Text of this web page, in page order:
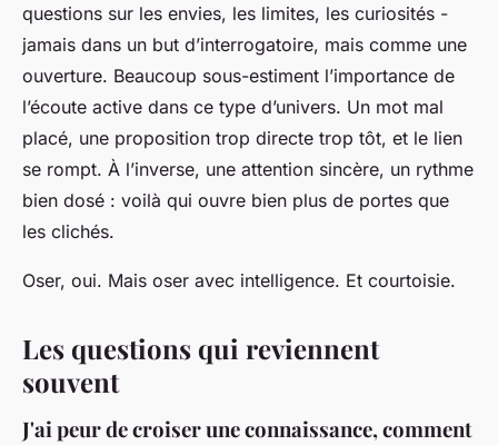
questions sur les envies, les limites, les curiosités -
jamais dans un but d’interrogatoire, mais comme une
ouverture. Beaucoup sous-estiment l’importance de
l’écoute active dans ce type d’univers. Un mot mal
placé, une proposition trop directe trop tôt, et le lien
se rompt. À l’inverse, une attention sincère, un rythme
bien dosé : voilà qui ouvre bien plus de portes que
les clichés.
Oser, oui. Mais oser avec intelligence. Et courtoisie.
Les questions qui reviennent
souvent
J'ai peur de croiser une connaissance, comment